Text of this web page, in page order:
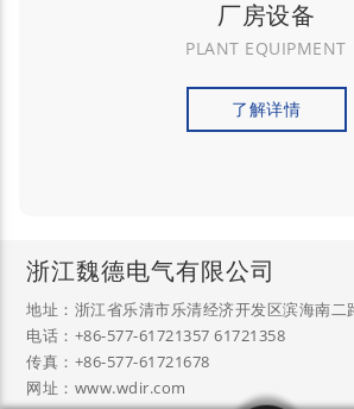
厂房设备
PLANT EQUIPMENT
了解详情
浙江魏德电气有限公司
地址：浙江省乐清市乐清经济开发区滨海南二
电话：+86-577-61721357 61721358
传真：+86-577-61721678
网址：www.wdir.com